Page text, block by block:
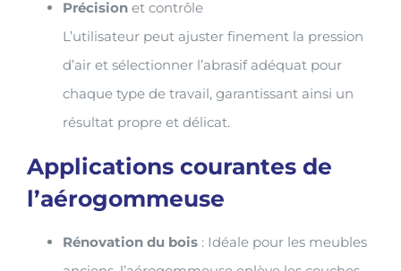
Précision et contrôle
L’utilisateur peut ajuster finement la pression
d’air et sélectionner l’abrasif adéquat pour
chaque type de travail, garantissant ainsi un
résultat propre et délicat.
Applications courantes de
l’aérogommeuse
Rénovation du bois : Idéale pour les meubles